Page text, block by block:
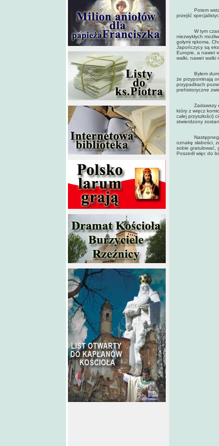
Potem wstałem
przejść
W tym czasie
niezwykłych
gołymi rękoma.
Japończycy są
Europie, a nawet
walki, nawet walki
Byłem dumny z
że przypominają
przypadkach
prehistoryczne
Zadawszy
który z wręcz
całej przyszłości)
stwierdzony
Następnego
oznakę słabości,
sobie gratulować,
Poszedł więc do